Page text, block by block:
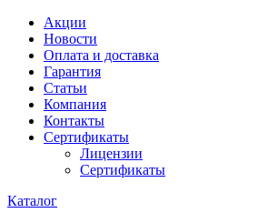
Акции
Новости
Оплата и доставка
Гарантия
Статьи
Компания
Контакты
Сертификаты
Лицензии
Сертификаты
Каталог